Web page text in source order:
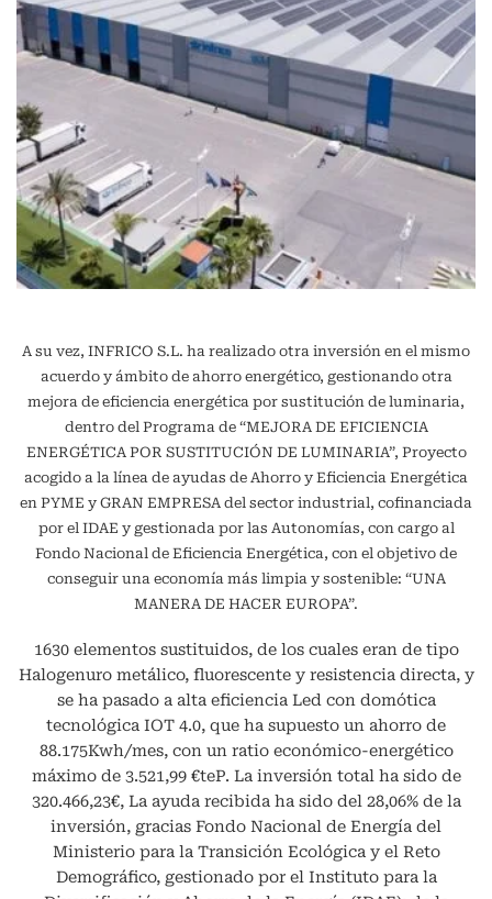
A su vez, INFRICO S.L. ha realizado otra inversión en el mismo
acuerdo y ámbito de ahorro energético, gestionando otra
mejora de eficiencia energética por sustitución de luminaria,
dentro del Programa de “MEJORA DE EFICIENCIA
ENERGÉTICA POR SUSTITUCIÓN DE LUMINARIA”, Proyecto
acogido a la línea de ayudas de Ahorro y Eficiencia Energética
en PYME y GRAN EMPRESA del sector industrial, cofinanciada
por el IDAE y gestionada por las Autonomías, con cargo al
Fondo Nacional de Eficiencia Energética, con el objetivo de
conseguir una economía más limpia y sostenible: “UNA
MANERA DE HACER EUROPA”.
1630 elementos sustituidos, de los cuales eran de tipo
Halogenuro metálico, fluorescente y resistencia directa, y
se ha pasado a alta eficiencia Led con domótica
tecnológica IOT 4.0, que ha supuesto un ahorro de
88.175Kwh/mes, con un ratio económico-energético
máximo de 3.521,99 €teP. La inversión total ha sido de
320.466,23€, La ayuda recibida ha sido del 28,06% de la
inversión, gracias Fondo Nacional de Energía del
Ministerio para la Transición Ecológica y el Reto
Demográfico, gestionado por el Instituto para la